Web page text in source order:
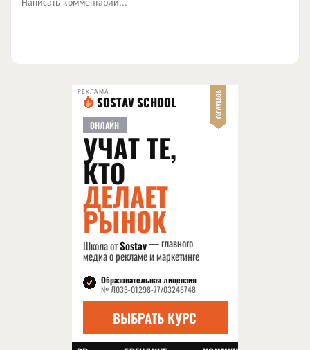
РЕКЛАМА